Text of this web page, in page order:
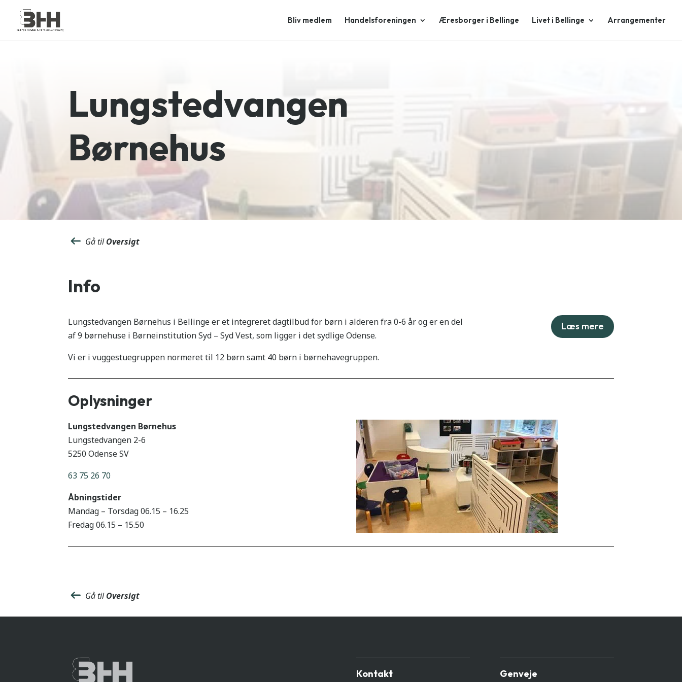
Bliv medlem Handelsforeningen Æresborger i Bellinge Livet i Bellinge Arrangementer
Lungstedvangen
Børnehus
Gå tilOversigt
Info
Lungstedvangen Børnehus i Bellinge er et integreret dagtilbud for børn i alderen fra 0-6 år og er en del
af 9 børnehuse i Børneinstitution Syd – Syd Vest, som ligger i det sydlige Odense.
Vi er i vuggestuegruppen normeret til 12 børn samt 40 børn i børnehavegruppen.
Læs mere
Oplysninger
Lungstedvangen Børnehus
Lungstedvangen 2-6
5250 Odense SV
63 75 26 70
Åbningstider
Mandag – Torsdag 06.15 – 16.25
Fredag 06.15 – 15.50
Gå tilOversigt
Kontakt Genveje